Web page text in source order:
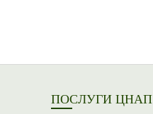
ПОСЛУГИ ЦНАП